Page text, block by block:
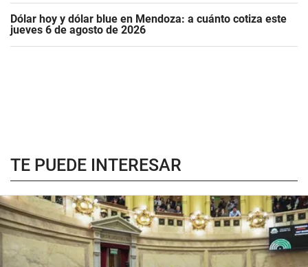
Dólar hoy y dólar blue en Mendoza: a cuánto cotiza este
jueves 6 de agosto de 2026
TE PUEDE INTERESAR